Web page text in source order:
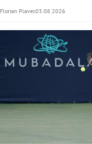
Florian Plavec03.08.2026